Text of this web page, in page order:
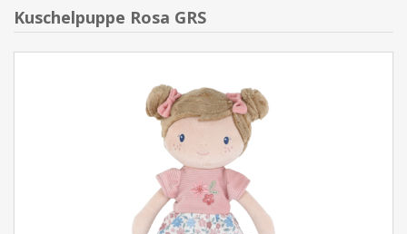
Kuschelpuppe Rosa GRS